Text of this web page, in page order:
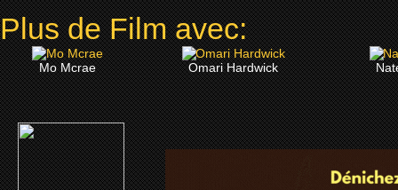
Plus de Film avec:
Mo Mcrae Omari Hardwick